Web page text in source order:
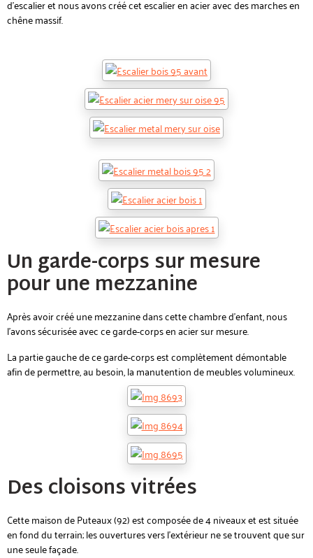
d'escalier et nous avons créé cet escalier en acier avec des marches en
chêne massif.
Un garde-corps sur mesure
pour une mezzanine
Après avoir créé une mezzanine dans cette chambre d'enfant, nous
l'avons sécurisée avec ce garde-corps en acier sur mesure.
La partie gauche de ce garde-corps est complètement démontable
afin de permettre, au besoin, la manutention de meubles volumineux.
Des cloisons vitrées
Cette maison de Puteaux (92) est composée de 4 niveaux et est située
en fond du terrain; les ouvertures vers l'extérieur ne se trouvent que sur
une seule façade.